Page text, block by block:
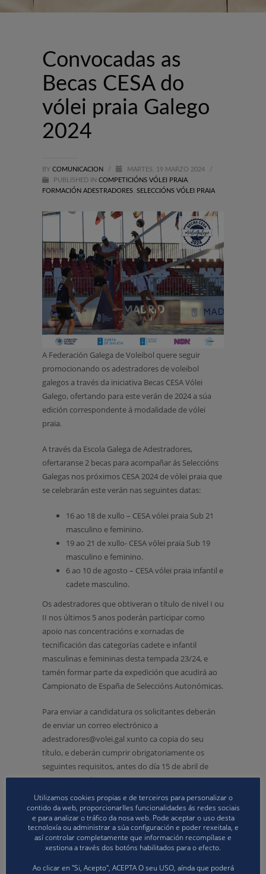
Convocadas as
Becas CESA do
vólei praia Galego
2024
BY COMUNICACION / MARTES, 19 MARZO 2024
/
PUBLISHED IN COMPETICIÓNS VÓLEI PRAIA
FORMACIÓN ADESTRADORES SELECCIÓNS VÓLEI PRAIA
A Federación Galega de Voleibol quere seguir
promocionando os adestradores de voleibol
galegos a través da iniciativa Becas CESA Vólei
Galego, ofertando para este verán de 2024 a súa
edición correspondente á modalidade de vólei
praia.
A través da Escola Galega de Adestradores,
ofertaranse 2 becas para acompañar ás Seleccións
Galegas nos próximos CESA 2024 de vólei praia que
se celebrarán este verán nas seguintes datas:
16 ao 18 de xullo – CESA vólei praia Sub 21
masculino e feminino.
19 ao 21 de xullo- CESA vólei praia Sub 19
masculino e feminino.
6 ao 10 de agosto – CESA vólei praia infantil e
cadete masculino.
Os adestradores que obtiveran o título de nivel I ou
II nos últimos 5 anos poderán participar como
apoio nas concentracións e xornadas de
tecnificación das categorías cadete e infantil
masculinas e femininas desta tempada 23/24, e
tamén formar parte da expedición que acudirá ao
Campionato de España de Seleccións Autonómicas.
Para enviar a candidatura os solicitantes deberán
de enviar un correo electrónico a
adestradores@volei.gal xunto ca copia do seu
título, e deberán cumprir obrigatoriamente os
seguintes requisitos, antes do día 15 de abril de
2024 as 14:00 horas:
Ser maior de idade.
Estar en posesión do nivel I ou nivel II de
voleibol praia, obtido do 2019 en adiante
(incluída a vindeira edición de maio de 2024).
Utilizamos cookies propias e de terceiros para personalizar o
contido da web, proporcionarlles funcionalidades ás redes sociais
e para analizar o tráfico da nosa web. Pode aceptar o uso desta
tecnoloxía ou administrar a súa configuración e poder rexeitala, e
así controlar completamente que información recompílase e
xestiona a través dos botóns habilitados para o efecto.
Ao clicar en "Si, Acepto", ACEPTA O seu USO, aínda que poderá